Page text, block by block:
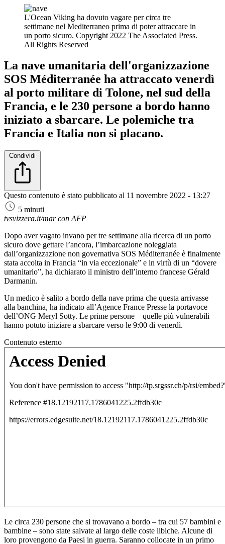
L'Ocean Viking ha dovuto vagare per circa tre
settimane nel Mediterraneo prima di poter attraccare in
un porto sicuro. Copyright 2022 The Associated Press.
All Rights Reserved
La nave umanitaria dell'organizzazione
SOS Méditerranée ha attraccato venerdì
al porto militare di Tolone, nel sud della
Francia, e le 230 persone a bordo hanno
iniziato a sbarcare. Le polemiche tra
Francia e Italia non si placano.
Condividi
Questo contenuto è stato pubblicato al 11 novembre 2022 - 13:27
5 minuti
tvsvizzera.it/mar con AFP
Dopo aver vagato invano per tre settimane alla ricerca di un porto
sicuro dove gettare l’ancora, l’imbarcazione noleggiata
dall’organizzazione non governativa SOS Méditerranée è finalmente
stata accolta in Francia “in via eccezionale” e in virtù di un “dovere
umanitario”, ha dichiarato il ministro dell’interno francese Gérald
Darmanin.
Un medico è salito a bordo della nave prima che questa arrivasse
alla banchina, ha indicato all’Agence France Presse la portavoce
dell’ONG Meryl Sotty. Le prime persone – quelle più vulnerabili –
hanno potuto iniziare a sbarcare verso le 9:00 di venerdì.
Contenuto esterno
Le circa 230 persone che si trovavano a bordo – tra cui 57 bambini e
bambine – sono state salvate al largo delle coste libiche. Alcune di
loro provengono da Paesi in guerra. Saranno collocate in un primo